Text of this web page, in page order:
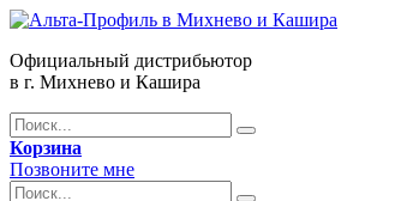
Официальный дистрибьютор
в г. Михнево и Кашира
Корзина
Позвоните мне